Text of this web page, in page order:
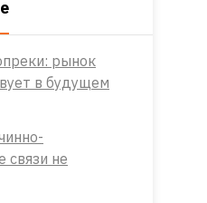
рынок
в будущем
связи не